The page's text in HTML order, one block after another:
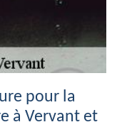
pour la
à Vervant et